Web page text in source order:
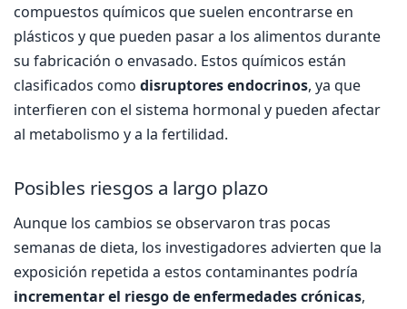
compuestos químicos que suelen encontrarse en
plásticos y que pueden pasar a los alimentos durante
su fabricación o envasado. Estos químicos están
clasificados como disruptores endocrinos, ya que
interfieren con el sistema hormonal y pueden afectar
al metabolismo y a la fertilidad.
Posibles riesgos a largo plazo
Aunque los cambios se observaron tras pocas
semanas de dieta, los investigadores advierten que la
exposición repetida a estos contaminantes podría
incrementar el riesgo de enfermedades crónicas,